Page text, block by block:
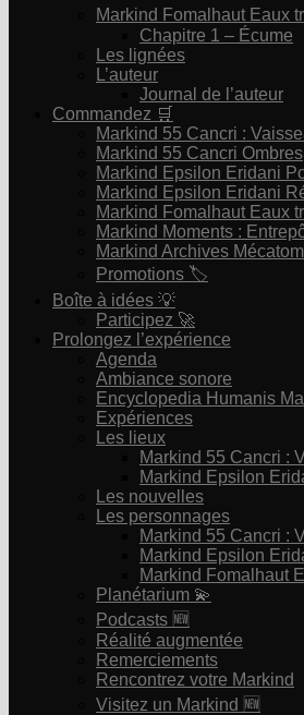
Markind Fomalhaut Eaux
Chapitre 1 – Écume
Les lignées
L’auteur
Journal de l’auteur
Commandez 🛒
Markind 55 Cancri :
Markind 55 Cancri Ombres
Markind Epsilon Eridani
Markind Epsilon Eridani
Markind Fomalhaut Eaux
Markind Moments :
Markind Archives
Promotions 🏷
Boîte à idées 💡
Participez 🚀
Prolongez l’expérience
Agenda
Ambiance sonore
Encyclopedia Humanis
Expériences
Les lieux
Markind 55 Cancri :
Markind Epsilon
Les nouvelles
Les personnages
Markind 55 Cancri :
Markind Epsilon
Markind Fomalhaut
Planétarium 💫
Podcasts 🆕
Réalité augmentée
Remerciements
Rencontrez votre Markind
Visitez un Markind 🆕